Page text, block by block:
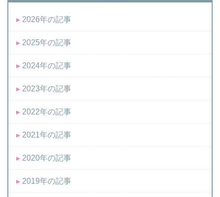
2026年の記事
2025年の記事
2024年の記事
2023年の記事
2022年の記事
2021年の記事
2020年の記事
2019年の記事